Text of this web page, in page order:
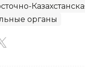
органы